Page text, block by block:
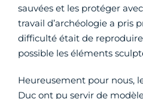
sauvées et les protéger
travail d’archéologie a pris
difficulté était de
possible les éléments
Heureusement pour nous,
Duc ont pu servir de